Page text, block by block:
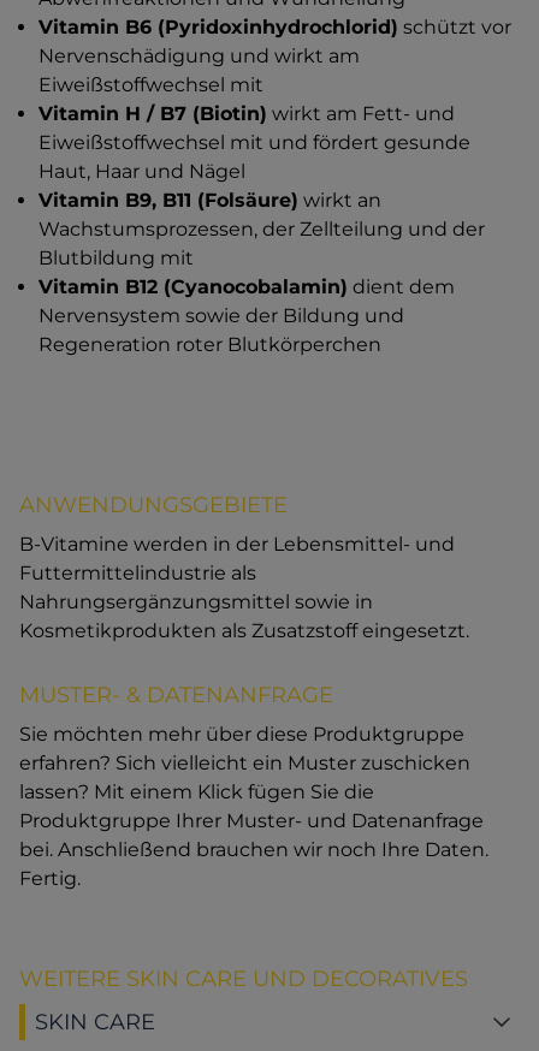
Vitamin B6 (Pyridoxinhydrochlorid) schützt vor
Nervenschädigung und wirkt am
Eiweißstoffwechsel mit
Vitamin H / B7 (Biotin) wirkt am Fett- und
Eiweißstoffwechsel mit und fördert gesunde
Haut, Haar und Nägel
Vitamin B9, B11 (Folsäure) wirkt an
Wachstumsprozessen, der Zellteilung und der
Blutbildung mit
Vitamin B12 (Cyanocobalamin) dient dem
Nervensystem sowie der Bildung und
Regeneration roter Blutkörperchen
ANWENDUNGSGEBIETE
B-Vitamine werden in der Lebensmittel- und
Futtermittelindustrie als
Nahrungsergänzungsmittel sowie in
Kosmetikprodukten als Zusatzstoff eingesetzt.
MUSTER- & DATENANFRAGE
Sie möchten mehr über diese Produktgruppe
erfahren? Sich vielleicht ein Muster zuschicken
lassen? Mit einem Klick fügen Sie die
Produktgruppe Ihrer Muster- und Datenanfrage
bei. Anschließend brauchen wir noch Ihre Daten.
Fertig.
WEITERE SKIN CARE UND DECORATIVES
SKIN CARE